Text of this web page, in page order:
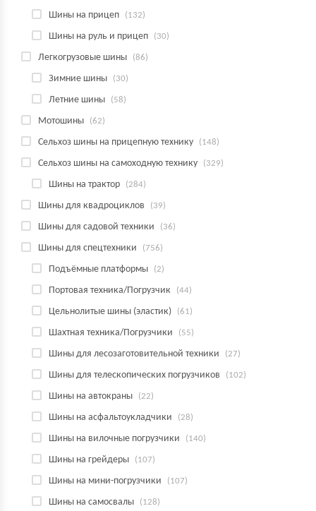
Шины на прицеп (132)
Шины на руль и прицеп (30)
Легкогрузовые шины (86)
Зимние шины (30)
Летние шины (58)
Мотошины (62)
Сельхоз шины на прицепную технику (148)
Сельхоз шины на самоходную технику (329)
Шины на трактор (284)
Шины для квадроциклов (39)
Шины для садовой техники (36)
Шины для спецтехники (756)
Подъёмные платформы (2)
Портовая техника/Погрузчик (44)
Цельнолитые шины (эластик) (61)
Шахтная техника/Погрузчики (55)
Шины для лесозаготовительной техники (27)
Шины для телескопических погрузчиков (102)
Шины на автокраны (22)
Шины на асфальтоукладчики (28)
Шины на вилочные погрузчики (140)
Шины на грейдеры (107)
Шины на мини-погрузчики (107)
Шины на самосвалы (128)